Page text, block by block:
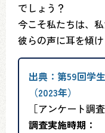
でしょう？
今こそ私たちは、
彼らの声に耳を傾け
出典：第59回学
（2023年）
［アンケート調
調査実施時期：